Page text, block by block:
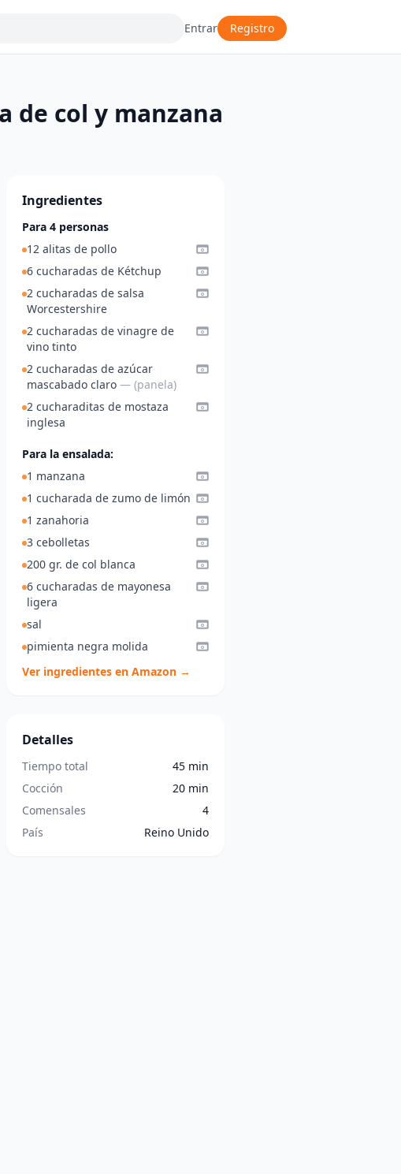
Entrar Registro
de col y manzana
Ingredientes
Para 4 personas
12 alitas de pollo
6 cucharadas de Kétchup
2 cucharadas de salsa
Worcestershire
2 cucharadas de vinagre de
vino tinto
2 cucharadas de azúcar
mascabado claro — (panela)
2 cucharaditas de mostaza
inglesa
Para la ensalada:
1 manzana
1 cucharada de zumo de limón
1 zanahoria
3 cebolletas
200 gr. de col blanca
6 cucharadas de mayonesa
ligera
sal
pimienta negra molida
Ver ingredientes en Amazon →
Detalles
Tiempo total
45 min
Cocción
20 min
Comensales
4
País
Reino Unido